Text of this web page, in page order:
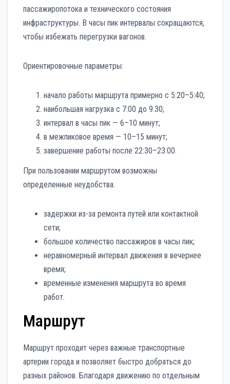
пассажиропотока и технического состояния
инфраструктуры. В часы пик интервалы сокращаются,
чтобы избежать перегрузки вагонов.
Ориентировочные параметры:
начало работы маршрута примерно с 5:20–5:40;
наибольшая нагрузка с 7:00 до 9:30;
интервал в часы пик — 6–10 минут;
в межпиковое время — 10–15 минут;
завершение работы после 22:30–23:00.
При пользовании маршрутом возможны
определенные неудобства.
задержки из-за ремонта путей или контактной
сети;
большое количество пассажиров в часы пик;
неравномерный интервал движения в вечернее
время;
временные изменения маршрута во время
работ.
Маршрут
Маршрут проходит через важные транспортные
артерии города и позволяет быстро добраться до
разных районов. Благодаря движению по отдельным